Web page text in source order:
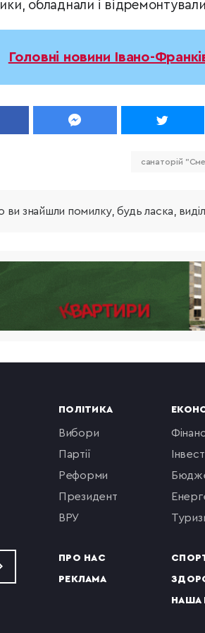
обладнали і відремонтували
Головні новини Івано-
санаторій
знайшли помилку, будь ласка,
ПОЛІТИКА
вибори
партії
реформи
президент
ВРУ
ПРО НАС
РЕКЛАМА
НАША